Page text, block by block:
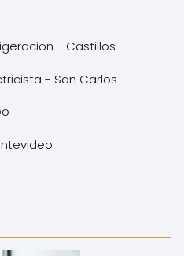
- Castillos
- San Carlos